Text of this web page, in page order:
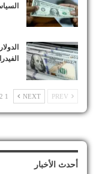
NEXT
1 od 2 |
أحدث الأخبار